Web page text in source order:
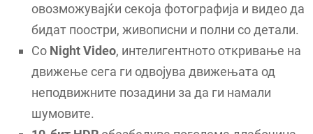
овозможувајќи секоја фотографија и видео да
бидат поостри, живописни и полни со детали.
Со Night Video, интелигентното откривање на
движење сега ги одвојува движењата од
неподвижните позадини за да ги намали
шумовите.